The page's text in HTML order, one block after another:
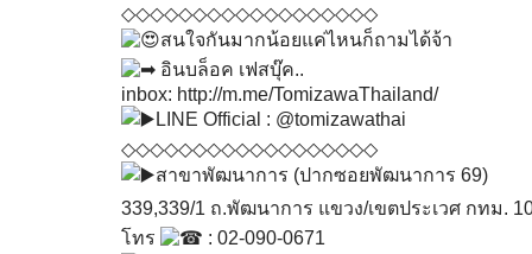
◇◇◇◇◇◇◇◇◇◇◇◇◇◇◇◇◇◇
สนใจกันมากน้อยแค่ไหนก็ถามได้จ้า
อินบล็อค เฟสบุ๊ค..
inbox: http://m.me/TomizawaThailand/
LINE Official : @tomizawathai
◇◇◇◇◇◇◇◇◇◇◇◇◇◇◇◇◇◇
สาขาพัฒนาการ (ปากซอยพัฒนาการ 69)
339,339/1 ถ.พัฒนาการ แขวง/เขตประเวศ กทม.
โทร
: 02-090-0671